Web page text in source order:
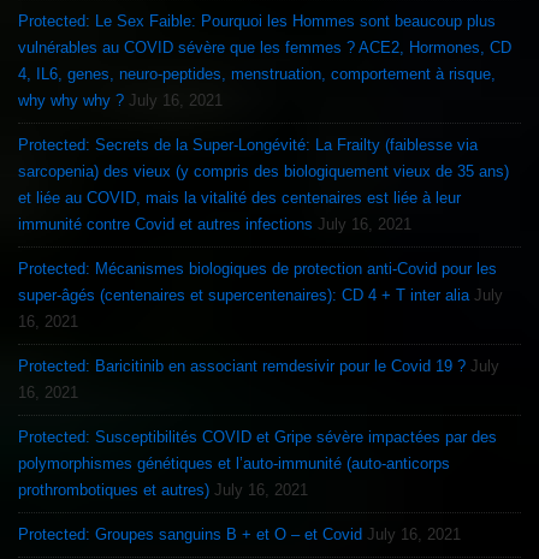
Protected: Le Sex Faible: Pourquoi les Hommes sont beaucoup plus
vulnérables au COVID sévère que les femmes ? ACE2, Hormones, CD
4, IL6, genes, neuro-peptides, menstruation, comportement à risque,
why why why ? July 16, 2021
Protected: Secrets de la Super-Longévité: La Frailty (faiblesse via
sarcopenia) des vieux (y compris des biologiquement vieux de 35 ans)
et liée au COVID, mais la vitalité des centenaires est liée à leur
immunité contre Covid et autres infections July 16, 2021
Protected: Mécanismes biologiques de protection anti-Covid pour les
super-âgés (centenaires et supercentenaires): CD 4 + T inter alia July
16, 2021
Protected: Baricitinib en associant remdesivir pour le Covid 19 ? July
16, 2021
Protected: Susceptibilités COVID et Gripe sévère impactées par des
polymorphismes génétiques et l’auto-immunité (auto-anticorps
prothrombotiques et autres) July 16, 2021
Protected: Groupes sanguins B + et O – et Covid July 16, 2021